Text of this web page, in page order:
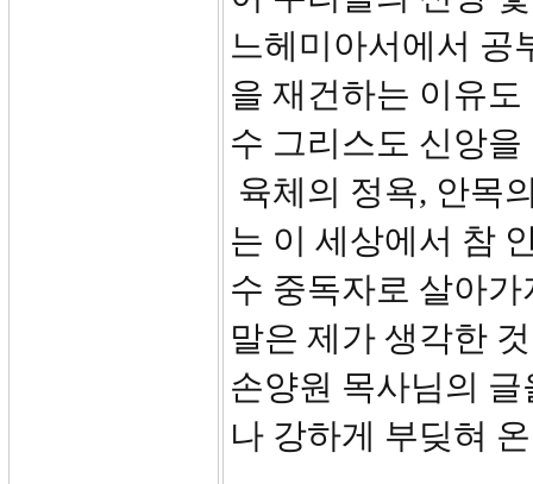
느헤미아서에서 공
을 재건하는 이유
수 그리스도 신앙
육체의 정욕, 안목
는 이 세상에서 참
수 중독자로 살아
말은 제가 생각한
손양원 목사님의
나 강하게 부딪혀